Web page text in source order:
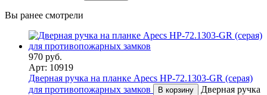
Вы ранее смотрели
970 руб.
Арт: 10919
Дверная ручка на планке Apecs HP-72.1303-GR (серая)
для противопожарных замков
В корзину
Дверная ручка